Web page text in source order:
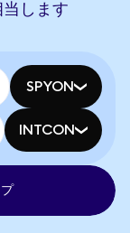
します
SPYON
INTCON